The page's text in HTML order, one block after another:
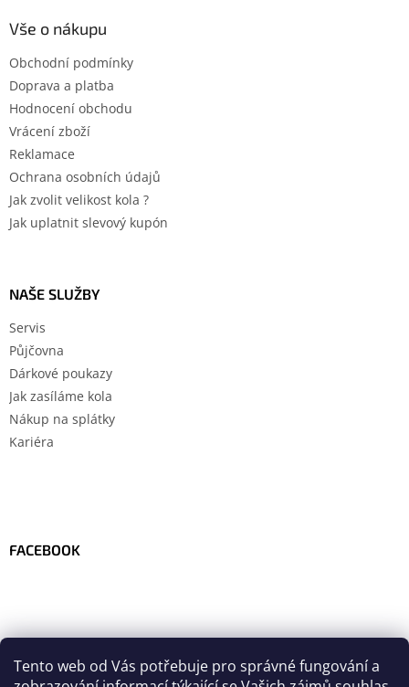
Tento web od Vás potřebuje pro správné fungování a
Vše o nákupu
Obchodní podmínky
Doprava a platba
Hodnocení obchodu
Vrácení zboží
Reklamace
Ochrana osobních údajů
Jak zvolit velikost kola ?
Jak uplatnit slevový kupón
NAŠE SLUŽBY
Servis
Půjčovna
Dárkové poukazy
Jak zasíláme kola
Nákup na splátky
Kariéra
FACEBOOK